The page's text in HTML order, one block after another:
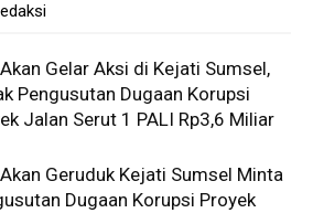
Gelar Aksi di Kejati Sumsel,
Pengusutan Dugaan Korupsi
Jalan Serut 1 PALI Rp3,6 Miliar
Geruduk Kejati Sumsel Minta
Dugaan Korupsi Proyek